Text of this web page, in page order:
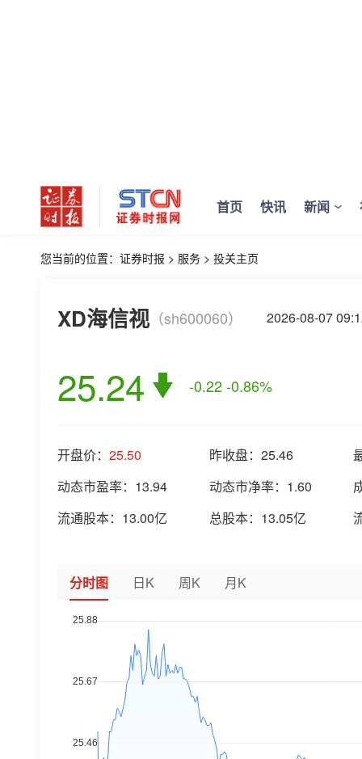
首页 快讯 新闻
您当前的位置： 证券时报 > 服务 > 投关主页
XD海信视 （sh600060） 2026-08-07
25.24 -0.22-0.86%
开盘价： 25.50 昨收盘： 25.46
动态市盈率： 13.94 动态市净率： 1.60
流通股本： 13.00亿 总股本： 13.05亿
分时图 日K 周K 月K